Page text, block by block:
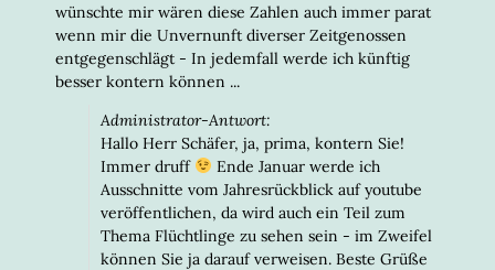
wünschte mir wären diese Zahlen auch immer parat
wenn mir die Unvernunft diverser Zeitgenossen
entgegenschlägt - In jedemfall werde ich künftig
besser kontern können ...
Administrator-Antwort:
Hallo Herr Schäfer, ja, prima, kontern Sie!
Immer druff
Ende Januar werde ich
Ausschnitte vom Jahresrückblick auf youtube
veröffentlichen, da wird auch ein Teil zum
Thema Flüchtlinge zu sehen sein - im Zweifel
können Sie ja darauf verweisen. Beste Grüße